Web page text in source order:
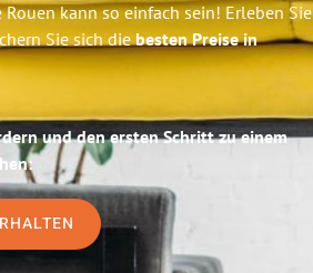
kann so einfach sein! Erleben Sie
Sie sich diebesten Preise in
und den ersten Schritt zu einem